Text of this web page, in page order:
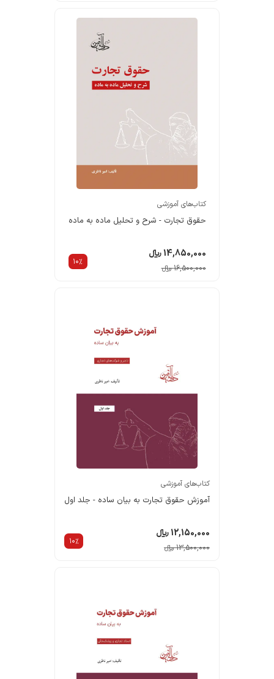
کتاب‌های آموزشی
حقوق تجارت - شرح و تحلیل ماده به ماده
14,850,000 ریالء
10%
16,500,000 ریالء
کتاب‌های آموزشی
آموزش حقوق تجارت به بیان ساده - جلد اول
12,150,000 ریالء
10%
13,500,000 ریالء